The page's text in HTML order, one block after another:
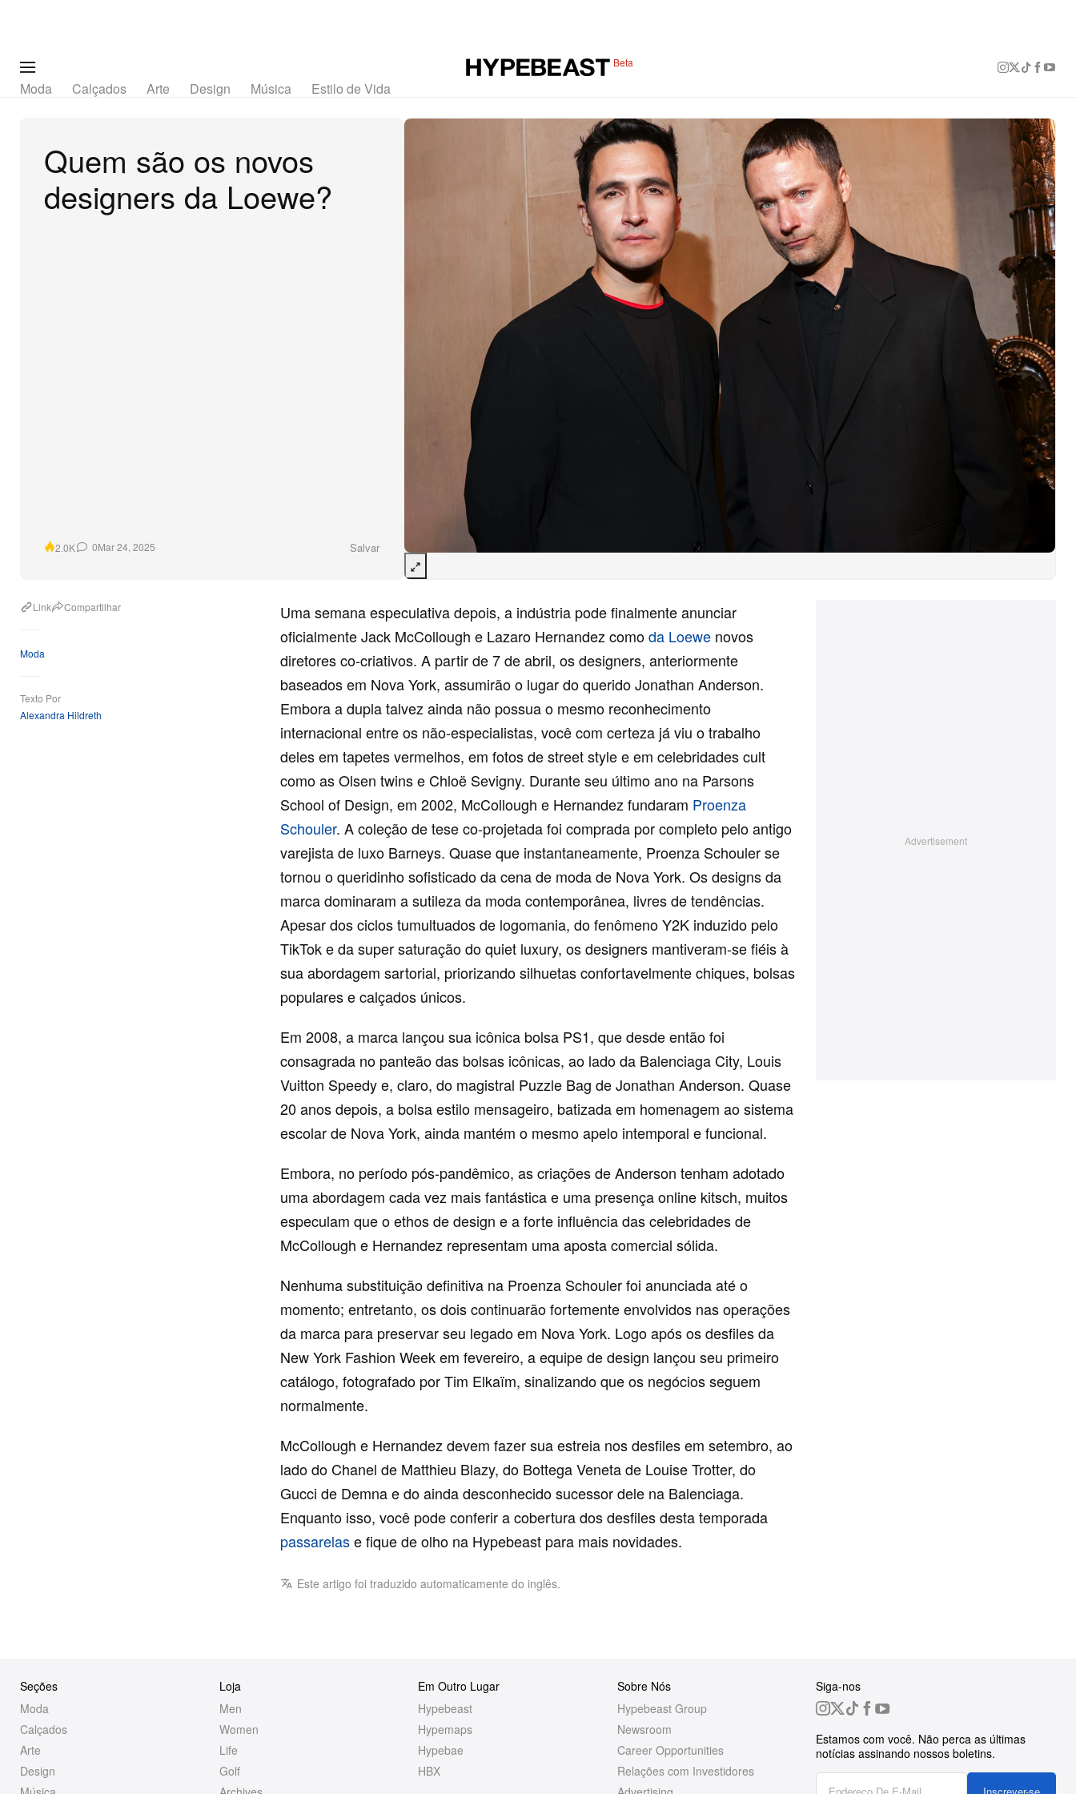
Beta
Moda Calçados Arte Design Música Estilo de Vida
Quem são os novos
designers da Loewe?
2.0K 0Mar 24, 2025 Salvar
Link Compartilhar
Moda
Texto Por
Alexandra Hildreth
Uma semana especulativa depois, a indústria pode finalmente anunciar
oficialmente Jack McCollough e Lazaro Hernandez comoda Loewe novos
diretores co-criativos. A partir de 7 de abril, os designers, anteriormente
baseados em Nova York, assumirão o lugar do querido Jonathan Anderson.
Embora a dupla talvez ainda não possua o mesmo reconhecimento
internacional entre os não-especialistas, você com certeza já viu o trabalho
deles em tapetes vermelhos, em fotos de street style e em celebridades cult
como as Olsen twins e Chloë Sevigny. Durante seu último ano na Parsons
School of Design, em 2002, McCollough e Hernandez fundaram Proenza
Schouler. A coleção de tese co-projetada foi comprada por completo pelo antigo
varejista de luxo Barneys. Quase que instantaneamente, Proenza Schouler se
tornou o queridinho sofisticado da cena de moda de Nova York. Os designs da
marca dominaram a sutileza da moda contemporânea, livres de tendências.
Apesar dos ciclos tumultuados de logomania, do fenômeno Y2K induzido pelo
TikTok e da super saturação do quiet luxury, os designers mantiveram-se fiéis à
sua abordagem sartorial, priorizando silhuetas confortavelmente chiques, bolsas
populares e calçados únicos.
Em 2008, a marca lançou sua icônica bolsa PS1, que desde então foi
consagrada no panteão das bolsas icônicas, ao lado da Balenciaga City, Louis
Vuitton Speedy e, claro, do magistral Puzzle Bag de Jonathan Anderson. Quase
20 anos depois, a bolsa estilo mensageiro, batizada em homenagem ao sistema
escolar de Nova York, ainda mantém o mesmo apelo intemporal e funcional.
Embora, no período pós-pandêmico, as criações de Anderson tenham adotado
uma abordagem cada vez mais fantástica e uma presença online kitsch, muitos
especulam que o ethos de design e a forte influência das celebridades de
McCollough e Hernandez representam uma aposta comercial sólida.
Nenhuma substituição definitiva na Proenza Schouler foi anunciada até o
momento; entretanto, os dois continuarão fortemente envolvidos nas operações
da marca para preservar seu legado em Nova York. Logo após os desfiles da
New York Fashion Week em fevereiro, a equipe de design lançou seu primeiro
catálogo, fotografado por Tim Elkaïm, sinalizando que os negócios seguem
normalmente.
McCollough e Hernandez devem fazer sua estreia nos desfiles em setembro, ao
lado do Chanel de Matthieu Blazy, do Bottega Veneta de Louise Trotter, do
Gucci de Demna e do ainda desconhecido sucessor dele na Balenciaga.
Enquanto isso, você pode conferir a cobertura dos desfiles desta temporada
passarelase fique de olho na Hypebeast para mais novidades.
Este artigo foi traduzido automaticamente do inglês.
Seções
Moda
Calçados
Arte
Design
Loja
Men
Women
Life
Golf
Em Outro Lugar
Hypebeast
Hypemaps
Hypebae
HBX
Sobre Nós
Hypebeast Group
Newsroom
Career Opportunities
Relações com Investidores
Siga-nos
Estamos com você. Não perca as últimas
notícias assinando nossos boletins.